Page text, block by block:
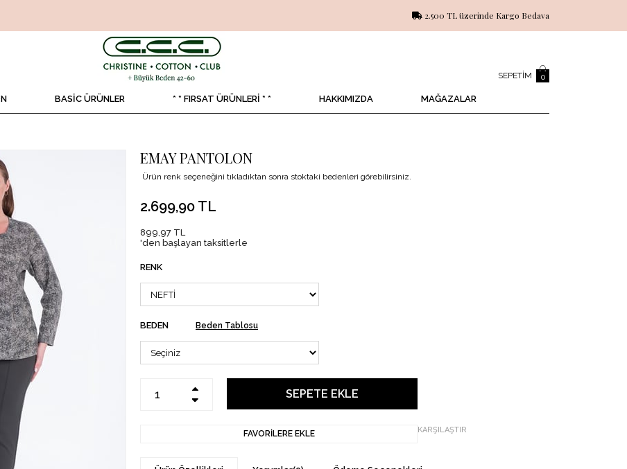
2.500 TL üzerinde Kargo Bedava
SEPETIM 0
BASİC ÜRÜNLER * * FIRSAT ÜRÜNLERİ * * HAKKIMIZDA MAĞAZALAR
EMAY PANTOLON
Ürün renk seçeneğini tıkladıktan sonra stoktaki bedenleri görebilirsiniz.
2.699,90 TL
899,97 TL
'den başlayan taksitlerle
RENK
BEDEN Beden Tablosu
FAVORILERE EKLE KARŞILAŞTIR